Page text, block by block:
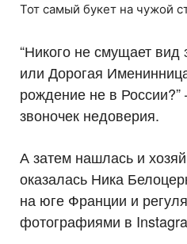
Тот самый букет на чужой
“Никого не смущает
или Дорогая
рождение не в
звоночек недоверия.
А затем нашлась и
оказалась Ника
на юге Франции и
фотографиями в